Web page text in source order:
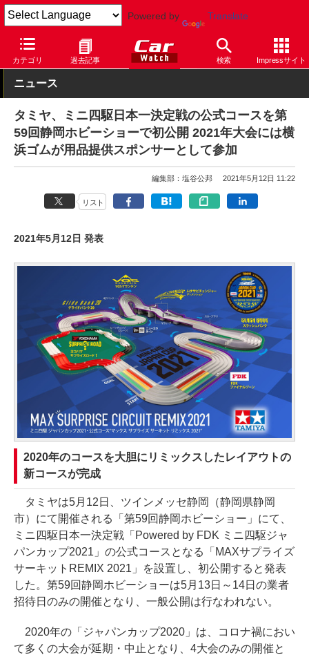
Powered by Translate
カテゴリ 過去記事 検索 Impressサイト
Car Watch タイヤ 横浜ゴム その他
ニュース
タミヤ、ミニ四駆日本一決定戦の公式コースを第
59回静岡ホビーショーで初公開 2021年大会には横
浜ゴムが用品提供スポンサーとして参加
編集部：塩谷公邦 2021年5月12日 11:22
リスト
2021年5月12日 発表
2020年のコースを大胆にリミックスしたレイアウトの
新コースが完成
タミヤは5月12日、ツインメッセ静岡（静岡県静岡
市）にて開催される「第59回静岡ホビーショー」にて、
ミニ四駆日本一決定戦「Powered by FDK ミニ四駆ジャ
パンカップ2021」の公式コースとなる「MAXサプライズ
サーキットREMIX 2021」を設置し、初公開すると発表
した。第59回静岡ホビーショーは5月13日～14日の業者
招待日のみの開催となり、一般公開は行なわれない。
2020年の「ジャパンカップ2020」は、コロナ禍におい
て多くの大会が延期・中止となり、4大会のみの開催と